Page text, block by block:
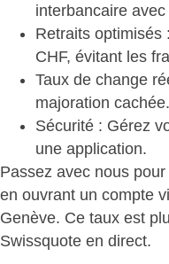
interbancaire
Retraits optimisés
CHF, évitant les
Taux de change
majoration cachée.
Sécurité : Gérez
une application.
Passez avec nous pour
en ouvrant un compte
Genève. Ce taux est
Swissquote en direct.